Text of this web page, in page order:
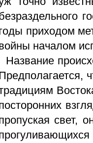
приходом
началом
Название
свет,